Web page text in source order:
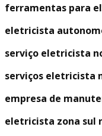
ferramentas para
eletricista
serviço eletricista
serviços eletricista
empresa de
eletricista zona sul